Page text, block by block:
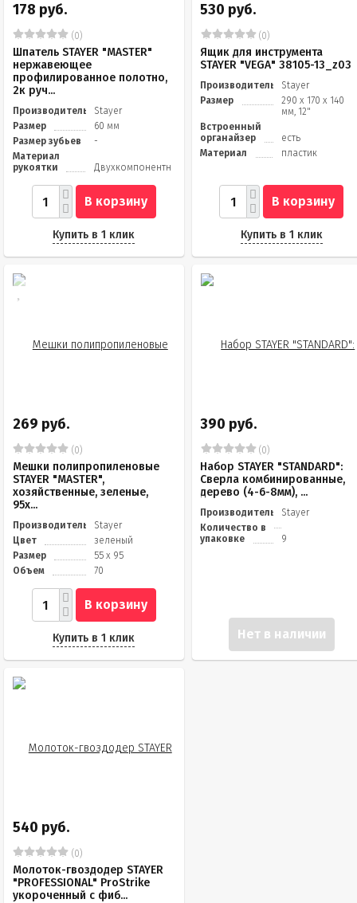
178 руб.
(0)
Шпатель STAYER "MASTER"
нержавеющее
профилированное полотно,
2к руч...
Производитель
Stayer
Размер
60 мм
Размер зубьев
-
Материал
рукоятки
Двухкомпонентная
В корзину
Купить в 1 клик
530 руб.
(0)
Ящик для инструмента
STAYER "VEGA" 38105-13_z03
Производитель
Stayer
Размер
290 x 170 x 140
мм, 12"
Встроенный
органайзер
есть
Материал
пластик
В корзину
Купить в 1 клик
269 руб.
(0)
Мешки полипропиленовые
STAYER "MASTER",
хозяйственные, зеленые,
95х...
Производитель
Stayer
Цвет
зеленый
Размер
55 х 95
Объем
70
В корзину
Купить в 1 клик
390 руб.
(0)
Набор STAYER "STANDARD":
Сверла комбинированные,
дерево (4-6-8мм), ...
Производитель
Stayer
Количество в
упаковке
9
Нет в наличии
540 руб.
(0)
Молоток-гвоздодер STAYER
"PROFESSIONAL" ProStrike
укороченный с фиб...